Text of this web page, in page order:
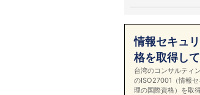
情報セキュ
格を取得し
台湾のコンサルティ
のISO27001（情報
理の国際資格）を取